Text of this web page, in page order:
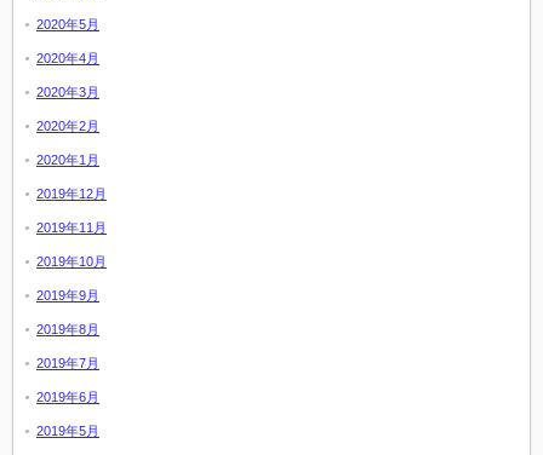
2020年5月
2020年4月
2020年3月
2020年2月
2020年1月
2019年12月
2019年11月
2019年10月
2019年9月
2019年8月
2019年7月
2019年6月
2019年5月